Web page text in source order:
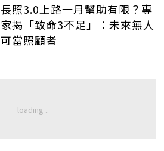
長照3.0上路一月幫助有限？專
家揭「致命3不足」：未來無人
可當照顧者